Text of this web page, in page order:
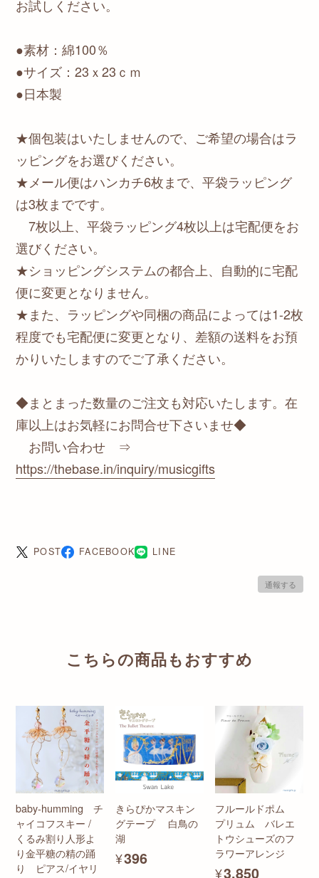
お試しください。
●素材：綿100％
●サイズ：23ｘ23ｃｍ
●日本製
★個包装はいたしませんので、ご希望の場合はラ
ッピングをお選びください。
★メール便はハンカチ6枚まで、平袋ラッピング
は3枚までです。
7枚以上、平袋ラッピング4枚以上は宅配便をお
選びください。
★ショッピングシステムの都合上、自動的に宅配
便に変更となりません。
★また、ラッピングや同梱の商品によっては1-2枚
程度でも宅配便に変更となり、差額の送料をお預
かりいたしますのでご了承ください。
◆まとまった数量のご注文も対応いたします。在
庫以上はお気軽にお問合せ下さいませ◆
お問い合わせ ⇒
https://thebase.in/inquiry/musicgifts
POST FACEBOOK LINE
通報する
こちらの商品もおすすめ
baby-humming チ
ャイコフスキー /
くるみ割り人形よ
り金平糖の精の踊
り ピアス/イヤリ
きらぴかマスキン
グテープ 白鳥の
湖
¥396
フルールドポム
プリュム バレエ
トウシューズのフ
ラワーアレンジ
¥3,850